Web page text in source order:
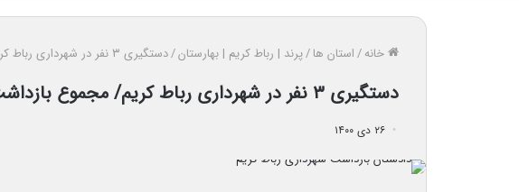
خانه/استان ها/پرند | رباط کریم | بهارستان/دستگیری ۳ نفر در شهرداری رباط کریم/ مجموع بازداشت‌شدگان به ۱۵ نفر رسید
دستگیری ۳ نفر در شهرداری رباط کریم/ مجموع بازداشت‌شدگان به ۱۵ نفر رسید
۲۶ دی ۱۴۰۰